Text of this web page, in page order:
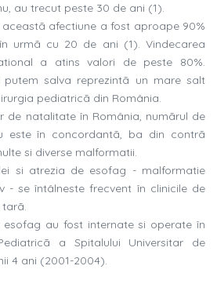
au trecut peste 30 de ani (1).
afectiune a fost aproape 90%
urmã cu 20 de ani (1). Vindecarea
a atins valori de peste 80%.
salva reprezintã un mare salt
pediatricã din România.
de natalitate în România, numãrul de
este în concordantã, ba din contrã
si diverse malformatii.
si atrezia de esofag - malformatie
- se întâlneste frecvent în clinicile de
esofag au fost internate si operate în
a Spitalului Universitar de
4 ani (2001-2004).